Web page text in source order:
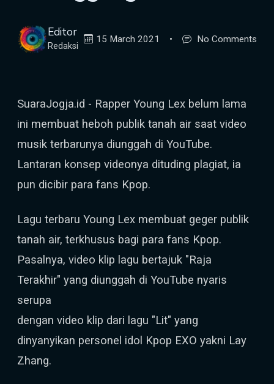
Editor
Redaksi
15 March 2021 • No Comments
SuaraJogja.id - Rapper Young Lex belum lama
ini membuat heboh publik tanah air saat video
musik terbarunya diunggah di YouTube.
Lantaran konsep videonya dituding plagiat, ia
pun dicibir para fans Kpop.
Lagu terbaru Young Lex membuat geger publik
tanah air, terkhusus bagi para fans Kpop.
Pasalnya, video klip lagu bertajuk "Raja
Terakhir" yang diunggah di YouTube nyaris
serupa
dengan video klip dari lagu "Lit" yang
dinyanyikan personel idol Kpop EXO yakni Lay
Zhang.